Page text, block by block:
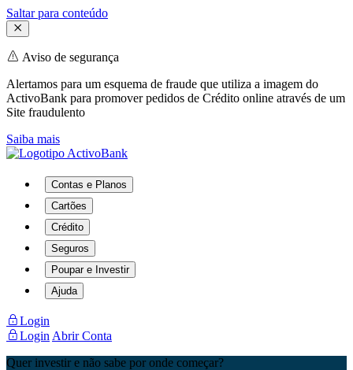
Saltar para conteúdo
Aviso de segurança
Alertamos para um esquema de fraude que utiliza a imagem do
ActivoBank para promover pedidos de Crédito online através de um
Site fraudulento
Saiba mais
Contas e Planos
Cartões
Crédito
Seguros
Poupar e Investir
Ajuda
Login
Login Abrir Conta
Quer investir e não sabe por onde começar?